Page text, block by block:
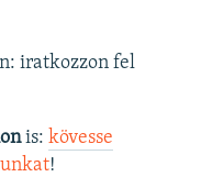
iratkozzon fel
is: kövesse
! ​